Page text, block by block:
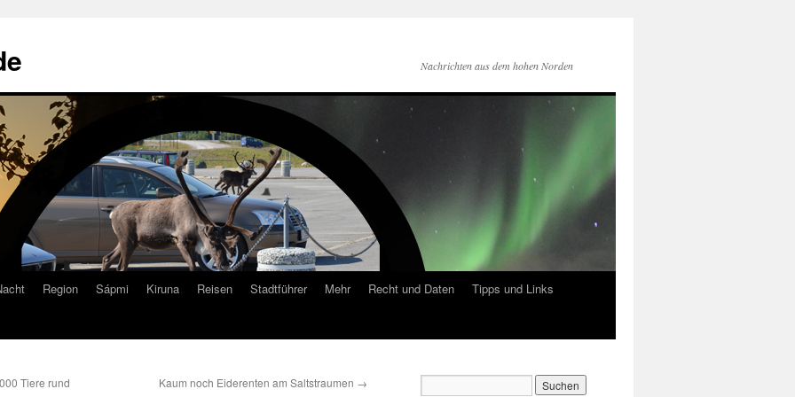
Nachrichten aus dem hohen Norden
Region Sápmi Kiruna Reisen Stadtführer Mehr Recht und Daten
Tipps und Links
Tiere rund
Kaum noch Eiderenten am Saltstraumen →